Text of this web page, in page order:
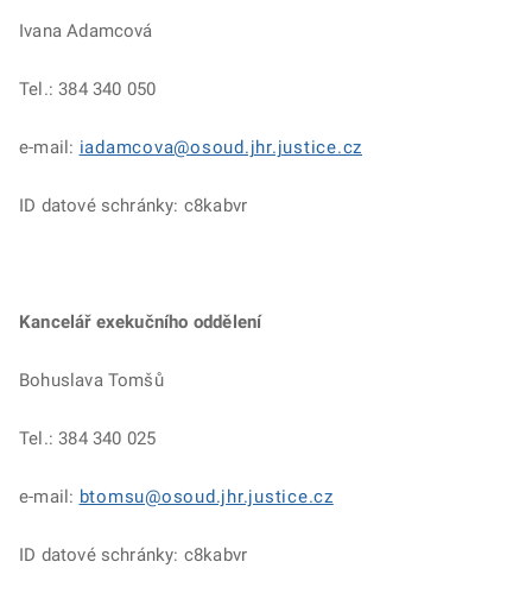
Ivana Adamcová
Tel.: 384 340 050
e-mail: iadamcova@osoud.jhr.justice.cz
ID datové schránky: c8kabvr
Kancelář exekučního oddělení
Bohuslava Tomšů
Tel.: 384 340 025
e-mail: btomsu@osoud.jhr.justice.cz
ID datové schránky: c8kabvr